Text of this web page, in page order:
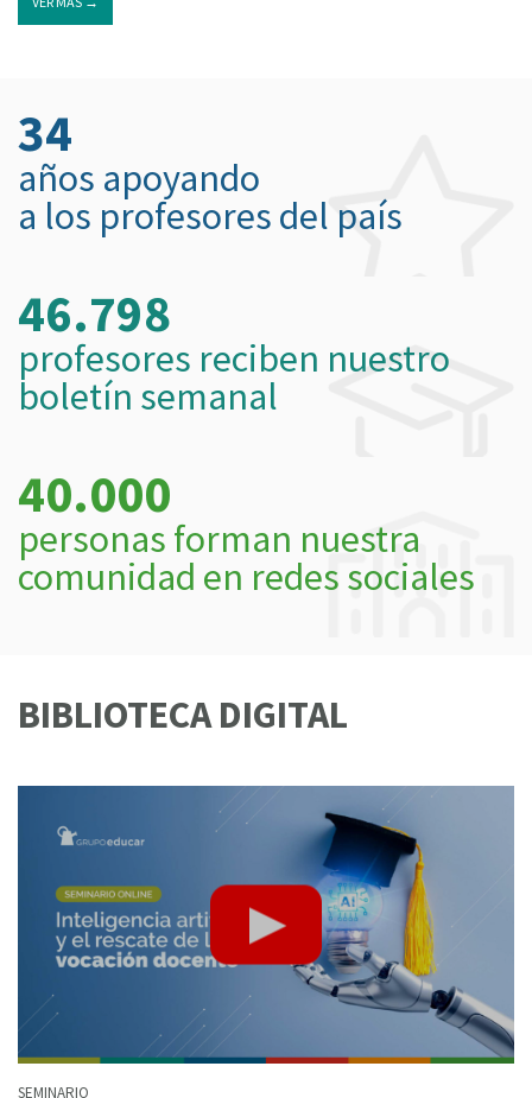
34
años apoyando
a los profesores del país
46.798
profesores reciben nuestro
boletín semanal
40.000
personas forman nuestra
comunidad en redes sociales
BIBLIOTECA DIGITAL
SEMINARIO